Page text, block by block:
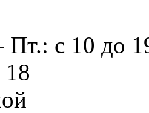
Пт.: с 10 до